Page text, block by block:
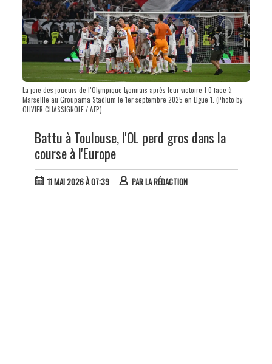
La joie des joueurs de l’Olympique Lyonnais après leur victoire 1-0 face à
Marseille au Groupama Stadium le 1er septembre 2025 en Ligue 1. (Photo by
OLIVIER CHASSIGNOLE / AFP)
Battu à Toulouse, l'OL perd gros dans la
course à l'Europe
11 MAI 2026 À 07:39 PARLA RÉDACTION